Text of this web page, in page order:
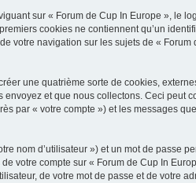
sur « Forum de Cup In Europe », le
cookies ne contiennent qu’un
votre navigation sur les sujets de «
une quatrième sorte de cookies,
et que nous collectons. Ceci
par « votre compte ») et les messages
nom d’utilisateur ») et un mot de passe
votre compte sur « Forum de Cup In
de votre mot de passe et de votre